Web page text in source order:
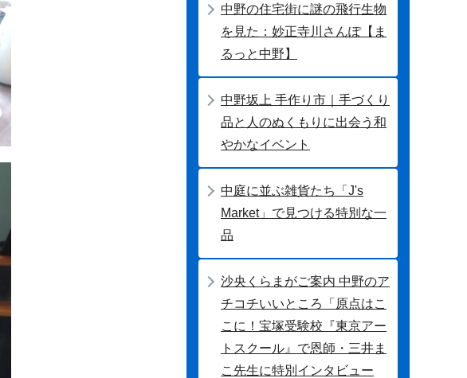
中野の住宅街に謎の飛行生物
を見た：妙正寺川さんぽ【ま
るっと中野】
中野坂上 手作り市｜手づくり
品と人のぬくもりに出会う和
やかなイベント
中庭に並ぶ雑貨たち「J's
Market」で見つける特別な一
品
沙央くらまがご案内 中野のア
チコチいいところ「原点はこ
こに！宝塚受験校『東京アー
トスクール』で恩師・三井ま
こ先生に特別インタビュー